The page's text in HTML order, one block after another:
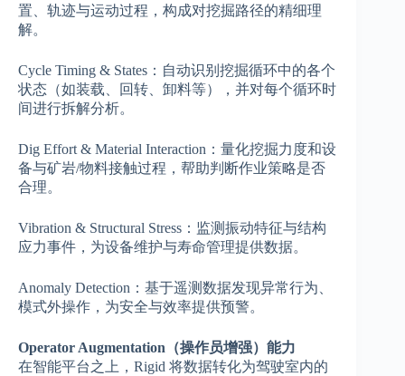
置、轨迹与运动过程，构成对挖掘路径的精细理
解。
Cycle Timing & States：自动识别挖掘循环中的各个
状态（如装载、回转、卸料等），并对每个循环时
间进行拆解分析。
Dig Effort & Material Interaction：量化挖掘力度和设
备与矿岩/物料接触过程，帮助判断作业策略是否
合理。
Vibration & Structural Stress：监测振动特征与结构
应力事件，为设备维护与寿命管理提供数据。
Anomaly Detection：基于遥测数据发现异常行为、
模式外操作，为安全与效率提供预警。
Operator Augmentation（操作员增强）能力
在智能平台之上，Rigid 将数据转化为驾驶室内的